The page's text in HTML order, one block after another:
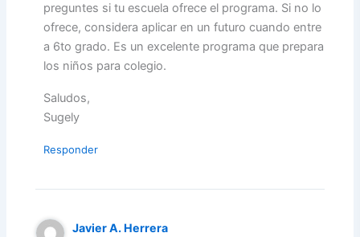
preguntes si tu escuela ofrece el programa. Si no lo
ofrece, considera aplicar en un futuro cuando entre
a 6to grado. Es un excelente programa que prepara
los niños para colegio.
Saludos,
Sugely
Responder
Javier A. Herrera